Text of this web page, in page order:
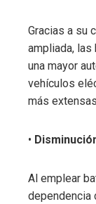
Gracias a su
ampliada,
una mayor
vehículos
más
•
Al emplear
dependencia